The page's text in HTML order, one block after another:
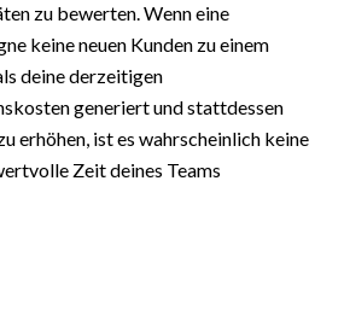
zu bewerten. Wenn eine
keine neuen Kunden zu einem
deine derzeitigen
generiert und stattdessen
erhöhen, ist es wahrscheinlich keine
Zeit deines Teams